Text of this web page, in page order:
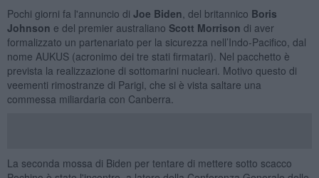
Pochi giorni fa l'annuncio di Joe Biden , del britannico Boris
Johnson e del premier australiano Scott Morrison di aver
formalizzato un partenariato per la sicurezza nell’Indo-Pacifico, dal
nome AUKUS (acronimo dei tre stati firmatari). Nel pacchetto è
prevista la realizzazione di sottomarini nucleari. Motivo questo di
veementi rimostranze di Parigi, che si è vista saltare una
commessa miliardaria con Canberra.
La seconda mossa di Biden per tentare di mettere sotto scacco